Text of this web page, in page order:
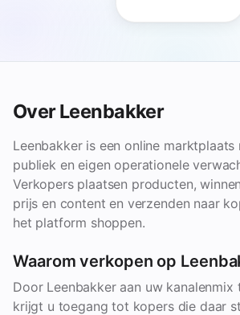
Over Leenbakker
Leenbakker is een online marktplaats
publiek en eigen operationele
Verkopers plaatsen producten,
prijs en content en verzenden naar
het platform shoppen.
Waarom verkopen op
Door Leenbakker aan uw kanalenmix
krijgt u toegang tot kopers die daar